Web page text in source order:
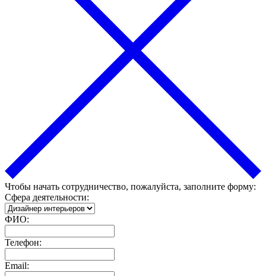
Чтобы начать сотрудничество, пожалуйста, заполните форму:
Сфера деятельности:
ФИО:
Телефон:
Email: